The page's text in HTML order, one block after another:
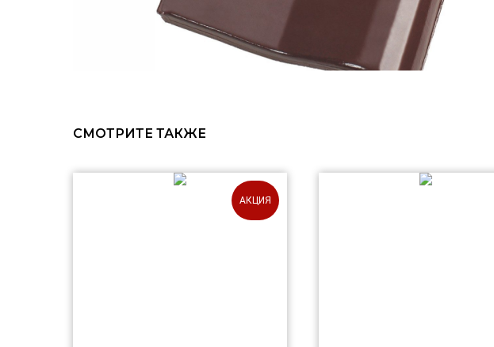
СМОТРИТЕ ТАКЖЕ
АКЦИЯ